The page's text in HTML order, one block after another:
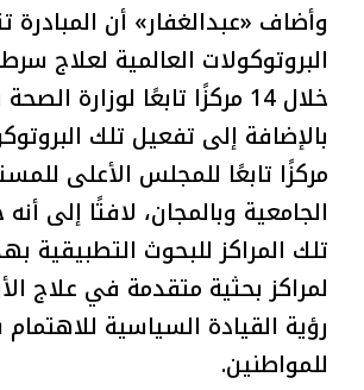
وأضاف «عبدالغفار» أن المبادرة
البروتوكولات العالمية لعلاج
خلال 14 مركزًا تابعًا لوزارة
مركزًا تابعًا للمجلس الأعلى
الجامعية وبالمجان، لافتًا إلى
تلك المراكز للبحوث التطبيقية
لمراكز بحثية متقدمة في علاج
رؤية القيادة السياسية للاهتمام
للمواطنين.